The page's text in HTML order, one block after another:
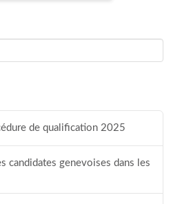
de qualification 2025
candidates genevoises dans les